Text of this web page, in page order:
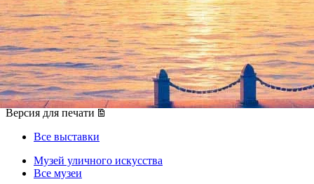
Музей стрит-арта начнет
новый сезон с воспоминаний
о будущем
27 июня 2015, суббота,18.00-
28 июня 2015, воскресенье
Версия для печати
Все выставки
Музей уличного искусства
Все музеи